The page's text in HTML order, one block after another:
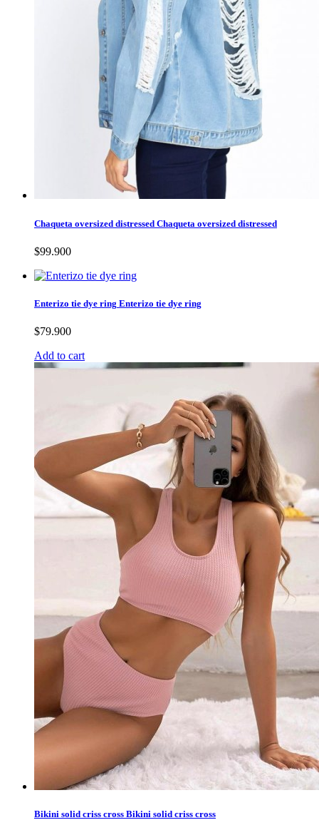
Chaqueta oversized distressed Chaqueta oversized distressed
$99.900
Enterizo tie dye ring Enterizo tie dye ring
$79.900
Add to cart
Bikini solid criss cross Bikini solid criss cross